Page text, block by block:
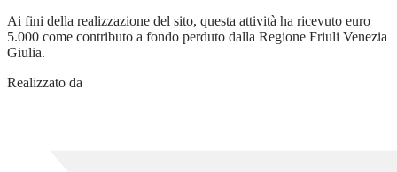
Ai fini della realizzazione del sito, questa attività ha ricevuto euro
5.000 come contributo a fondo perduto dalla Regione Friuli Venezia
Giulia.
Realizzato da